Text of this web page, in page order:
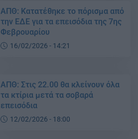
ΑΠΘ: Κατατέθηκε το πόρισμα από
την ΕΔΕ για τα επεισόδια της 7ης
Φεβρουαρίου
16/02/2026 - 14:21
ΑΠΘ: Στις 22.00 θα κλείνουν όλα
τα κτίρια μετά τα σοβαρά
επεισόδια
12/02/2026 - 18:00